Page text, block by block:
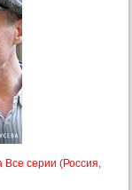
Все серии (Россия,